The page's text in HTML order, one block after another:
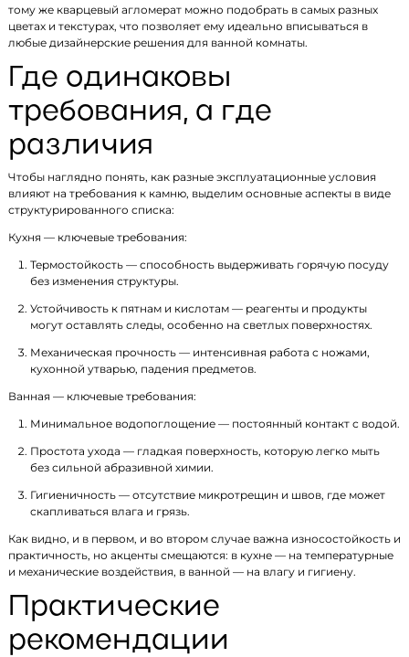
тому же кварцевый агломерат можно подобрать в самых разных
цветах и текстурах, что позволяет ему идеально вписываться в
любые дизайнерские решения для ванной комнаты.
Где одинаковы
требования, а где
различия
Чтобы наглядно понять, как разные эксплуатационные условия
влияют на требования к камню, выделим основные аспекты в виде
структурированного списка:
Кухня — ключевые требования:
Термостойкость — способность выдерживать горячую посуду
без изменения структуры.
Устойчивость к пятнам и кислотам — реагенты и продукты
могут оставлять следы, особенно на светлых поверхностях.
Механическая прочность — интенсивная работа с ножами,
кухонной утварью, падения предметов.
Ванная — ключевые требования:
Минимальное водопоглощение — постоянный контакт с водой.
Простота ухода — гладкая поверхность, которую легко мыть
без сильной абразивной химии.
Гигиеничность — отсутствие микротрещин и швов, где может
скапливаться влага и грязь.
Как видно, и в первом, и во втором случае важна износостойкость и
практичность, но акценты смещаются: в кухне — на температурные
и механические воздействия, в ванной — на влагу и гигиену.
Практические
рекомендации